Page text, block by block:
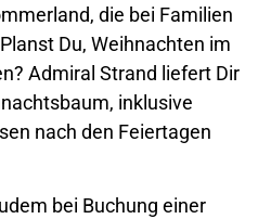
die bei Familien
Du, Weihnachten im
Admiral Strand liefert Dir
inklusive
nach den Feiertagen
bei Buchung einer